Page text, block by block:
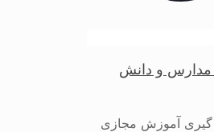
مدارس و دانش
گیری آموزش مجازی